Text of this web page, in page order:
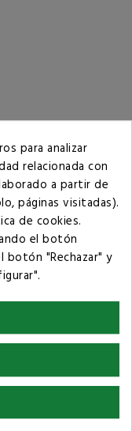
para analizar
relacionada con
a partir de
páginas visitadas).
de cookies.
el botón
botón "Rechazar" y